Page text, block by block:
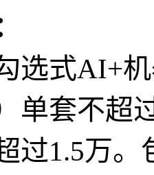
选式AI+
单套不
过1.5万。